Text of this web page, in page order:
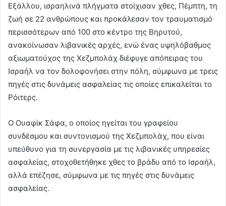
Εξάλλου, ισραηλινά πλήγματα στοίχισαν χθες, Πέμπτη, τη
ζωή σε 22 ανθρώπους και προκάλεσαν τον τραυματισμό
περισσότερων από 100 στο κέντρο της Βηρυτού,
ανακοίνωσαν λιβανικές αρχές, ενώ ένας υψηλόβαθμος
αξιωματούχος της Χεζμπολάχ διέφυγε απόπειρας του
Ισραήλ να τον δολοφονήσει στην πόλη, σύμφωνα με τρεις
πηγές στις δυνάμεις ασφαλείας τις οποίες επικαλείται το
Ρόιτερς.
Ο Ουαφίκ Σάφα, ο οποίος ηγείται του γραφείου
συνδέσμου και συντονισμού της Χεζμπολάχ, που είναι
υπεύθυνο για τη συνεργασία με τις λιβανικές υπηρεσίες
ασφαλείας, στοχοθετήθηκε χθες το βράδυ από το Ισραήλ,
αλλά επέζησε, σύμφωνα με τις πηγές στις δυνάμεις
ασφαλείας.